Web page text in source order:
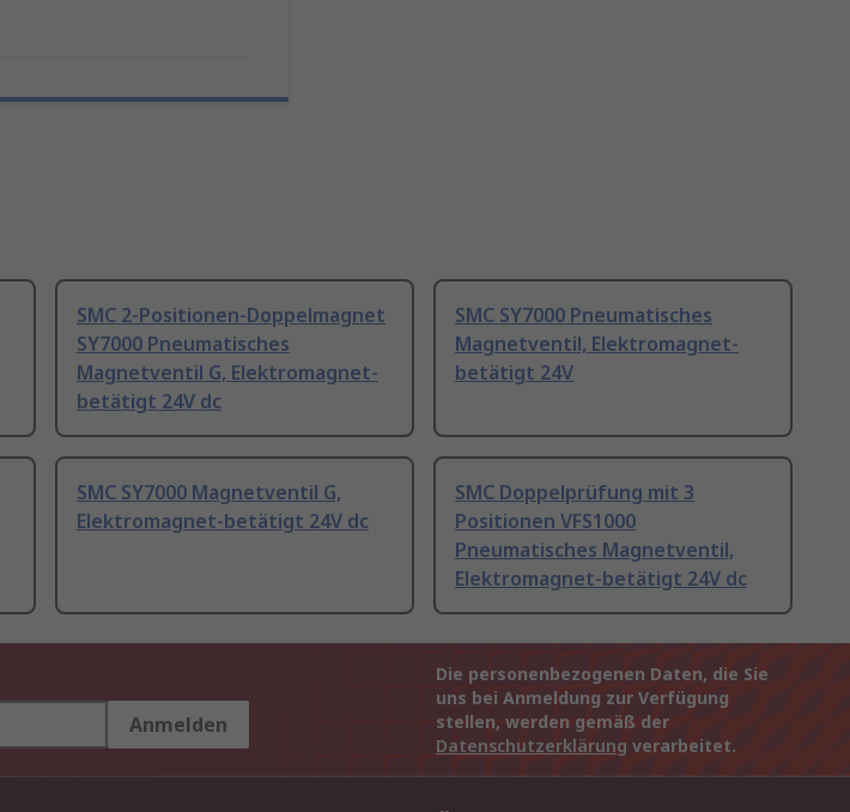
SMC 2-Positionen-Doppelmagnet
SY7000 Pneumatisches
Magnetventil G, Elektromagnet-
betätigt 24V dc
SMC SY7000 Pneumatisches
Magnetventil, Elektromagnet-
betätigt 24V
SMC SY7000 Magnetventil G,
Elektromagnet-betätigt 24V dc
SMC Doppelprüfung mit 3
Positionen VFS1000
Pneumatisches Magnetventil,
Elektromagnet-betätigt 24V dc
Anmelden
Die personenbezogenen Daten, die Sie
uns bei Anmeldung zur Verfügung
stellen, werden gemäß der
Datenschutzerklärung verarbeitet.